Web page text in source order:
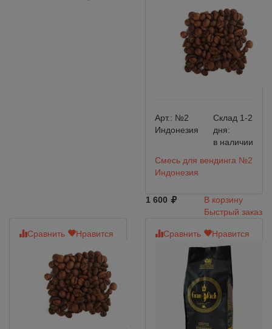
Арт.: №2
Индонезия
Склад 1-2
дня:
в наличии
Смесь для вендинга №2
Индонезия
1 600
В корзину
Быстрый заказ
Сравнить Нравится Сравнить Нравится